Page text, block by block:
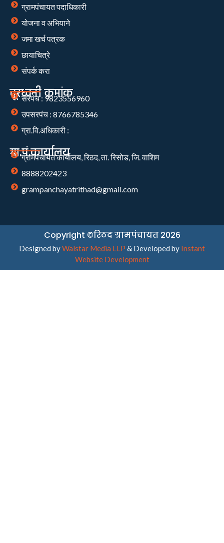
ग्रामपंचायत पदाधिकारी
योजना व अभियाने
जमा खर्च पत्रक
छायाचित्रे
संपर्क करा
दूरध्वनी क्रमांक
सरपंच : 9823556960
उपसरपंच : 8766785346
ग्रा.वि.अधिकारी :
ग्रा.पं.कार्यालय
ग्रामपंचायत कार्यालय, रिठद, ता. रिसोड, जि. वाशिम
8888202423
grampanchayatrithad@gmail.com
Copyright ©रिठद ग्रामपंचायत 2026
Designed byWalstar Media LLP & Developed by Instant
Website Development